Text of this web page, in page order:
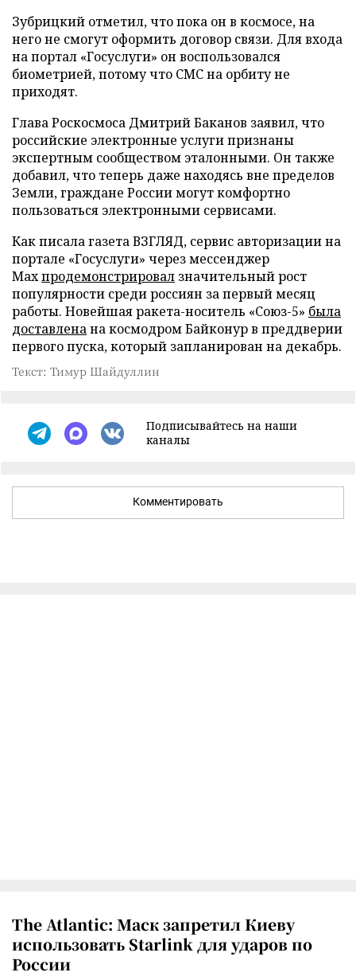
Зубрицкий отметил, что пока он в космосе, на
него не смогут оформить договор связи. Для входа
на портал «Госуслуги» он воспользовался
биометрией, потому что СМС на орбиту не
приходят.
Глава Роскосмоса Дмитрий Баканов заявил, что
российские электронные услуги признаны
экспертным сообществом эталонными. Он также
добавил, что теперь даже находясь вне пределов
Земли, граждане России могут комфортно
пользоваться электронными сервисами.
Как писала газета ВЗГЛЯД, сервис авторизации на
портале «Госуслуги» через мессенджер
Махпродемонстрировал значительный рост
популярности среди россиян за первый месяц
работы. Новейшая ракета-носитель «Союз-5» была
доставленана космодром Байконур в преддверии
первого пуска, который запланирован на декабрь.
Текст: Тимур Шайдуллин
Подписывайтесь на наши
каналы
Комментировать
The Atlantic: Маск запретил Киеву
использовать Starlink для ударов по
России